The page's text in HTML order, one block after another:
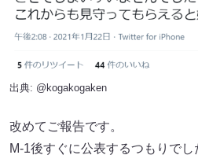
出典: @kogakogaken
改めてご報告です。
M-1後すぐに公表するつもりで